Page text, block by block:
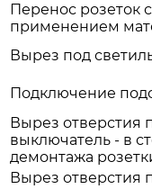
Перенос розеток
применением
Вырез под
Подключение
Вырез отверстия
выключатель - в
демонтажа
Вырез отверстия